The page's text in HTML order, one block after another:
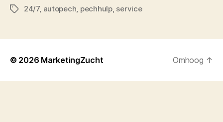
Tags24/7, autopech pechhulp, service
© 2026 MarketingZucht Omhoog ↑